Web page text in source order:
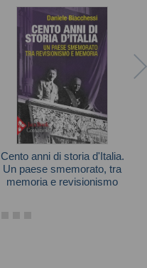
Cento anni di storia d'Italia.
Un paese smemorato, tra
memoria e revisionismo